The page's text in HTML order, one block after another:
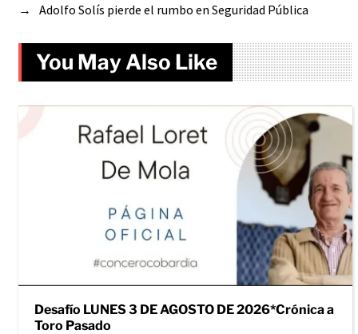
→
Adolfo Solís pierde el rumbo en Seguridad Pública
You May Also Like
Desafío LUNES 3 DE AGOSTO DE 2026*Crónica a
Toro Pasado